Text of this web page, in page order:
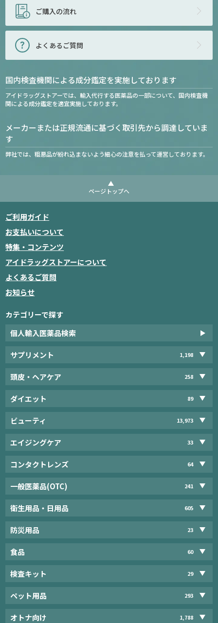
ご購入の流れ
よくあるご質問
国内検査機関による成分鑑定を実施しております
アイドラッグストアーでは、輸入代行する医薬品の一部について、国内検査機
関による成分鑑定を適宜実施しております。
メーカーまたは正規流通に基づく取引先から調達していま
す
弊社では、粗悪品が紛れ込まないよう細心の注意を払って運営しております。
ページトップへ
ご利用ガイド
お支払いについて
特集・コンテンツ
アイドラッグストアーについて
よくあるご質問
お知らせ
カテゴリーで探す
個人輸入医薬品検索
サプリメント 1,198
頭皮・ヘアケア 258
ダイエット 89
ビューティ 13,973
エイジングケア 33
コンタクトレンズ 64
一般医薬品(OTC) 241
衛生用品・日用品 605
防災用品 23
食品 60
検査キット 29
ペット用品 293
オトナ向け 1,788